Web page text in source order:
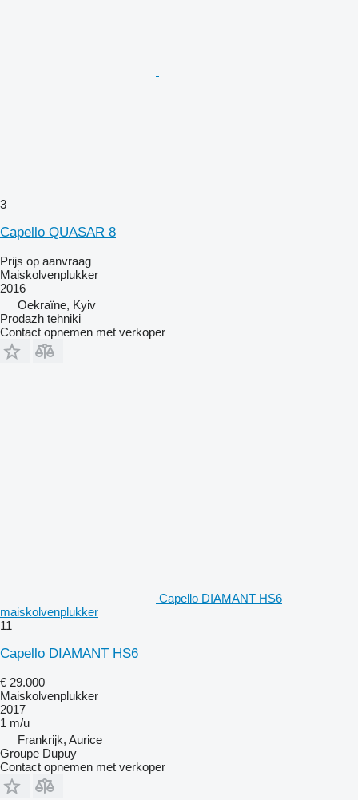
3
Capello QUASAR 8
Prijs op aanvraag
Maiskolvenplukker
2016
Oekraïne, Kyiv
Prodazh tehniki
Contact opnemen met verkoper
Capello DIAMANT HS6
maiskolvenplukker
11
Capello DIAMANT HS6
€ 29.000
Maiskolvenplukker
2017
1 m/u
Frankrijk, Aurice
Groupe Dupuy
Contact opnemen met verkoper